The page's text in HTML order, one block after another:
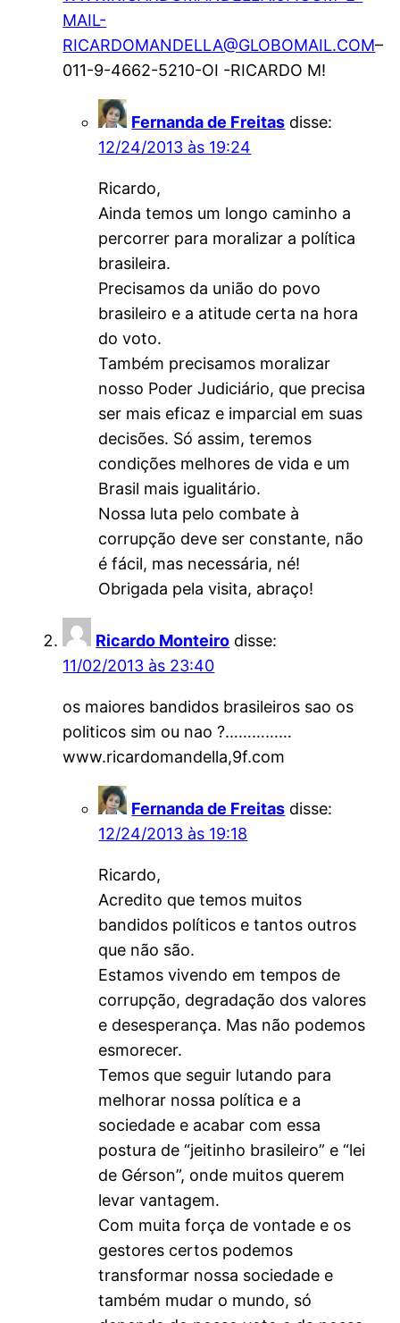
MAIL-
RICARDOMANDELLA@GLOBOMAIL.COM–
011-9-4662-5210-OI -RICARDO M!
Fernanda de Freitas disse:
12/24/2013 às 19:24
Ricardo,
Ainda temos um longo caminho a
percorrer para moralizar a política
brasileira.
Precisamos da união do povo
brasileiro e a atitude certa na hora
do voto.
Também precisamos moralizar
nosso Poder Judiciário, que precisa
ser mais eficaz e imparcial em suas
decisões. Só assim, teremos
condições melhores de vida e um
Brasil mais igualitário.
Nossa luta pelo combate à
corrupção deve ser constante, não
é fácil, mas necessária, né!
Obrigada pela visita, abraço!
Ricardo Monteiro disse:
11/02/2013 às 23:40
os maiores bandidos brasileiros sao os
politicos sim ou nao ?……………
www.ricardomandella,9f.com
Fernanda de Freitas disse:
12/24/2013 às 19:18
Ricardo,
Acredito que temos muitos
bandidos políticos e tantos outros
que não são.
Estamos vivendo em tempos de
corrupção, degradação dos valores
e desesperança. Mas não podemos
esmorecer.
Temos que seguir lutando para
melhorar nossa política e a
sociedade e acabar com essa
postura de “jeitinho brasileiro” e “lei
de Gérson”, onde muitos querem
levar vantagem.
Com muita força de vontade e os
gestores certos podemos
transformar nossa sociedade e
também mudar o mundo, só